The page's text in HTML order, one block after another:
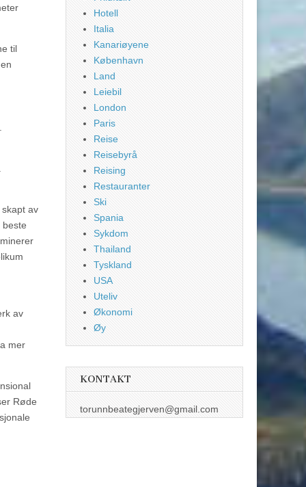
til
av
beste
av
mer
Røde
Hotell
Italia
Kanariøyene
København
Land
Leiebil
London
Paris
Reise
Reisebyrå
Reising
Restauranter
Ski
Spania
Sykdom
Thailand
Tyskland
USA
Uteliv
Økonomi
Øy
KONTAKT
torunnbeategjerven@gmail.com